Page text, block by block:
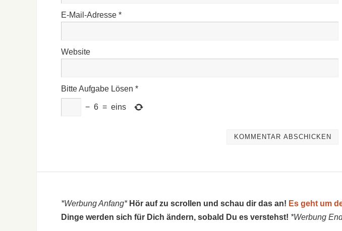
E-Mail-Adresse *
Website
Bitte Aufgabe Lösen *
− 6 = eins
*Werbung Anfang* Hör auf zu scrollen und schau dir das an! Es geht um
Dinge werden sich für Dich ändern, sobald Du es verstehst! *Werbung